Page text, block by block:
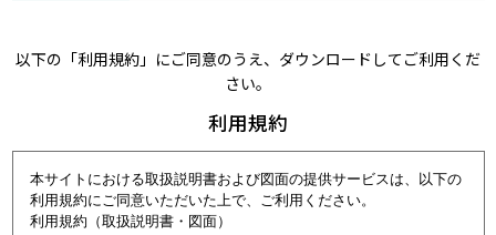
以下の「利用規約」にご同意のうえ、ダウンロードしてご利用くだ
さい。
利用規約
本サイトにおける取扱説明書および図面の提供サービスは、以下の
利用規約にご同意いただいた上で、ご利用ください。
利用規約（取扱説明書・図面）